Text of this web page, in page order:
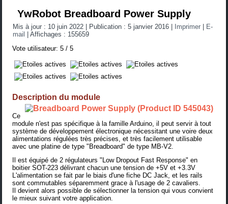
YwRobot Breadboard Power Supply
Mis à jour : 10 juin 2022 Publication : 5 janvier 2016 Imprimer
E-
mail
|Affichages : 155659
Vote utilisateur:5 /5
Description du module
Ce
module n'est pas spécifique à la famille Arduino, il peut servir à tout
système de développement électronique nécessitant une voire deux
alimentations régulées très précises, et très facilement utilisable
avec une platine de type "Breadboard" de type MB-V2.
Il est équipé de 2régulateurs "Low Dropout Fast Response" en
boitier SOT-223 délivrant chacun une tension de +5V et +3.3V
L'alimentation se fait par le biais d'une fiche DC Jack, et les rails
sont commutables séparemment grace à l'usage de 2 cavaliers.
Il devient alors possible de sélectionner la tension qui vous convient
le mieux suivant votre application.